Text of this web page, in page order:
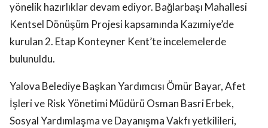
yönelik hazırlıklar devam ediyor. Bağlarbaşı Mahallesi
Kentsel Dönüşüm Projesi kapsamında Kazımiye’de
kurulan 2. Etap Konteyner Kent’te incelemelerde
bulunuldu.
Yalova Belediye Başkan Yardımcısı Ömür Bayar, Afet
İşleri ve Risk Yönetimi Müdürü Osman Basri Erbek,
Sosyal Yardımlaşma ve Dayanışma Vakfı yetkilileri,